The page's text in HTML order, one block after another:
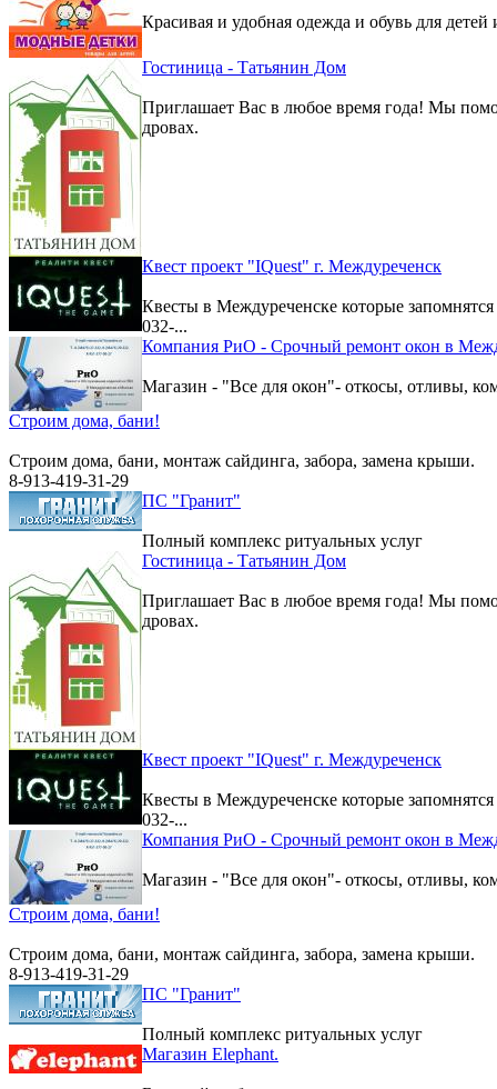
Красивая и удобная одежда и обувь для детей
Гостиница - Татьянин Дом
Приглашает Вас в любое время года! Мы
дровах.
Квест проект "IQuest" г. Междуреченск
Квесты в Междуреченске которые
032-...
Компания РиО - Срочный ремонт окон в
Магазин - "Все для окон"- откосы, отливы,
Строим дома, бани!
Строим дома, бани, монтаж сайдинга, забора, замена крыши.
8-913-419-31-29
ПС "Гранит"
Полный комплекс ритуальных услуг
Гостиница - Татьянин Дом
Приглашает Вас в любое время года! Мы
дровах.
Квест проект "IQuest" г. Междуреченск
Квесты в Междуреченске которые
032-...
Компания РиО - Срочный ремонт окон в
Магазин - "Все для окон"- откосы, отливы,
Строим дома, бани!
Строим дома, бани, монтаж сайдинга, забора, замена крыши.
8-913-419-31-29
ПС "Гранит"
Полный комплекс ритуальных услуг
Магазин Elephant.